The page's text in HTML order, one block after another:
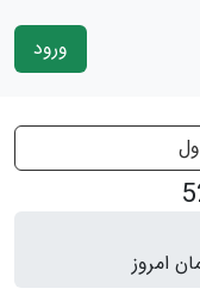
ورود
امروز